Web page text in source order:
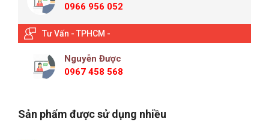
0966 956 052
Tư Vấn - TPHCM -
Nguyễn Được
0967 458 568
Sản phẩm được sử dụng nhiều